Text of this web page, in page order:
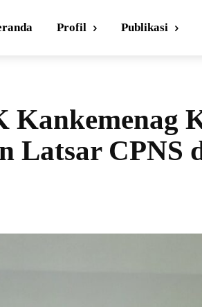
Profil Publikasi
Kankemenag
Latsar CPNS